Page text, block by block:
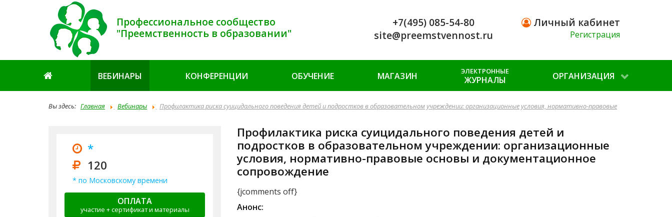
Профессиональное сообщество
"Преемственность в образовании"
+7(495) 085-54-80
site@preemstvennost.ru
Личный кабинет
Регистрация
ВЕБИНАРЫ КОНФЕРЕНЦИИ ОБУЧЕНИЕ МАГАЗИН ЭЛЕКТРОННЫЕ
ЖУРНАЛЫ ОРГАНИЗАЦИЯ
Вы здесь: Главная Вебинары
Профилактика риска суицидального поведения детей и подростков в образовательном учреждении: организационные условия, нормативно-правовые
*
120
* по Московскому времени
ОПЛАТА
участие + сертификат и материалы
Профилактика риска суицидального поведения детей и
подростков в образовательном учреждении: организационные
условия, нормативно-правовые основы и документационное
сопровождение
{jcomments off}
Анонс: